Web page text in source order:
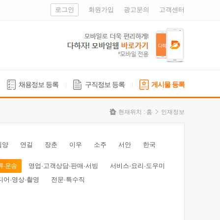
로그인 회원가입 광고문의 고객센터
채용정보 등록 구직정보 등록 게시물 등록
현재위치 : 홈 인재정보
양 연길 장춘 이우 소주 서안 한국
·운송 영업·고객상담·판매·서빙
서비스·요리·도우미
어·영상·촬영
전문·특수직